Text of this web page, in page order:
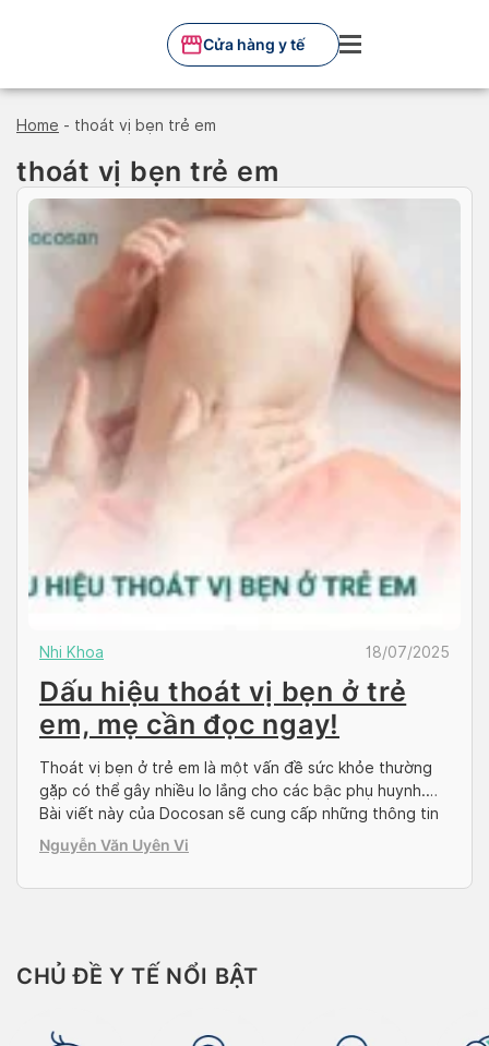
Cửa hàng y tế
Home - thoát vị bẹn trẻ em
thoát vị bẹn trẻ em
Nhi Khoa 18/07/2025
Dấu hiệu thoát vị bẹn ở trẻ
em, mẹ cần đọc ngay!
Thoát vị bẹn ở trẻ em là một vấn đề sức khỏe thường
gặp có thể gây nhiều lo lắng cho các bậc phụ huynh.
Bài viết này của Docosan sẽ cung cấp những thông tin
cần thiết, giúp cha mẹ dễ dàng nhận biết các dấu hiệu,
hiểu rõ nguyên nhân và nắm bắt […]
Nguyễn Văn Uyên Vi
CHỦ ĐỀ Y TẾ NỔI BẬT